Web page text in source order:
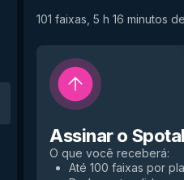
101 faixas, 5 h 16 minutos
Assinar o
O que você receberá:
Até 100 faixas por